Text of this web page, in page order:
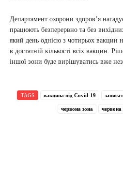
Департамент охорони здоров’я
працюють безперервно та без
який день однією з чотирьох вакцин
в достатній кількості всіх вакцин.
іншої зони буде вирішуватись вже
TAGS вакцина від Covid-19
червона зона червона